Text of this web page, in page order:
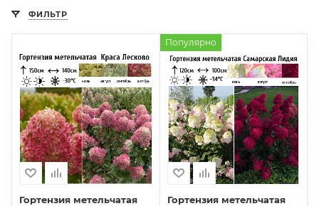
ФИЛЬТР
Гортензия метельчатая
Популярно
Гортензия метельчатая